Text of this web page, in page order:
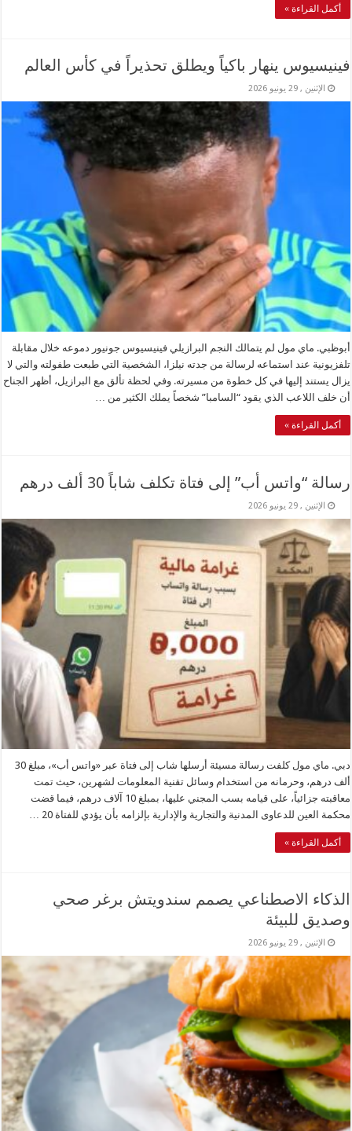
أكمل القراءة »
فينيسيوس ينهار باكياً ويطلق تحذيراً في كأس العالم
الإثنين , 29 يونيو 2026
أبوظبي. ماي مول لم يتمالك النجم البرازيلي فينيسيوس جونيور دموعه خلال مقابلة
تلفزيونية عند استماعه لرسالة من جدته نيلزا، الشخصية التي طبعت طفولته والتي لا
يزال يستند إليها في كل خطوة من مسيرته. وفي لحظة تألق مع البرازيل، أظهر الجناح
أن خلف اللاعب الذي يقود “السامبا” شخصاً يملك الكثير من …
أكمل القراءة »
رسالة “واتس أب” إلى فتاة تكلف شاباً 30 ألف درهم
الإثنين , 29 يونيو 2026
دبي. ماي مول كلفت رسالة مسيئة أرسلها شاب إلى فتاة عبر «واتس أب»، مبلغ 30
ألف درهم، وحرمانه من استخدام وسائل تقنية المعلومات لشهرين، حيث تمت
معاقبته جزائياً، على قيامه بسب المجني عليها، بمبلغ 10 آلاف درهم، فيما قضت
محكمة العين للدعاوى المدنية والتجارية والإدارية بإلزامه بأن يؤدي للفتاة 20 …
أكمل القراءة »
الذكاء الاصطناعي يصمم سندويتش برغر صحي
وصديق للبيئة
الإثنين , 29 يونيو 2026